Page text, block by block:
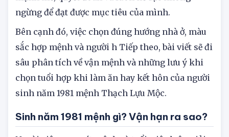
mạnh mẽ, quyết đoán và luôn nỗ lực không
ngừng để đạt được mục tiêu của mình.
Bên cạnh đó, việc chọn đúng hướng nhà ở, màu
sắc hợp mệnh và người h Tiếp theo, bài viết sẽ đi
sâu phân tích về vận mệnh và những lưu ý khi
chọn tuổi hợp khi làm ăn hay kết hôn của người
Sinh năm 1981 mệnh gì? Vận hạn ra sao?